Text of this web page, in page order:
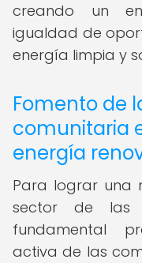
creando un
igualdad de
energía limpia y
Fomento de
comunitaria
energía
Para lograr una
sector de las
fundamental
activa de las